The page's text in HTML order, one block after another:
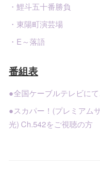
・鯉斗五十番勝負
・東陽町演芸場
・E～落語
番組表
●全国ケーブルテレビに
●スカパー！(プレミアム
光) Ch.542をご視聴の方